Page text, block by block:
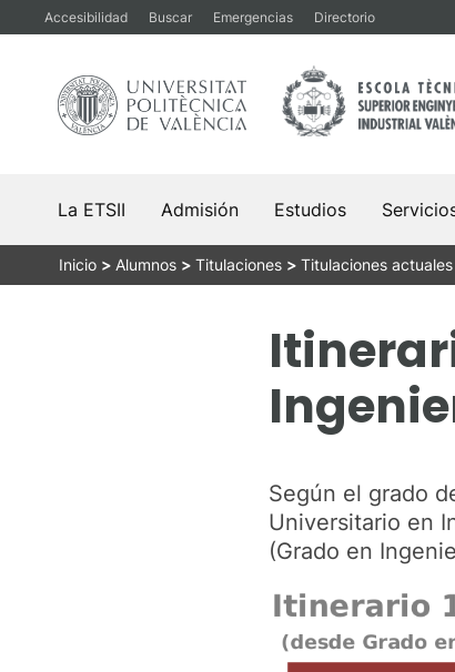
Saltar
al
contenido
Accesibilidad Buscar Emergencias Directorio
La ETSII Admisión Estudios
Inicio > Alumnos > Titulaciones > Titulaciones actuales
Según el grado
Universitario en
(Grado en